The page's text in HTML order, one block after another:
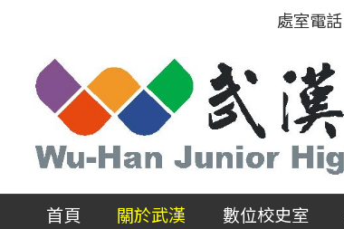
區
處室電話
首頁 關於武漢 數位校史室